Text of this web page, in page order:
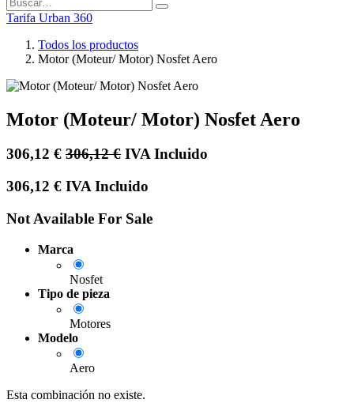
Tarifa Urban 360
Todos los productos
Motor (Moteur/ Motor) Nosfet Aero
Motor (Moteur/ Motor) Nosfet Aero
306,12 € 306,12€ IVA Incluido
306,12 € IVA Incluido
Not Available For Sale
Marca
Nosfet
Tipo de pieza
Motores
Modelo
Aero
Esta combinación no existe.